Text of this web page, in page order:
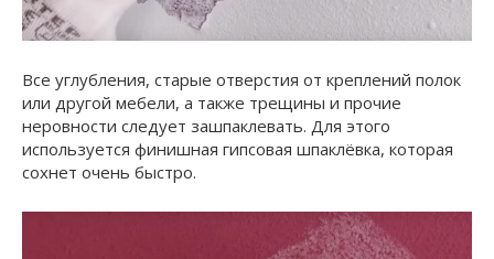
Все углубления, старые отверстия от креплений полок
или другой мебели, а также трещины и прочие
неровности следует зашпаклевать. Для этого
используется финишная гипсовая шпаклёвка, которая
сохнет очень быстро.